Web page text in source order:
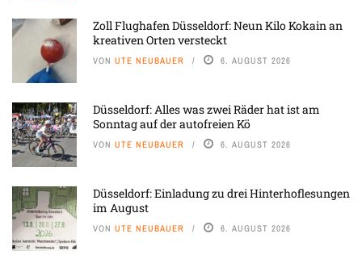
Zoll Flughafen Düsseldorf: Neun Kilo Kokain an
kreativen Orten versteckt
VON UTE NEUBAUER 6. AUGUST 2026
Düsseldorf: Alles was zwei Räder hat ist am
Sonntag auf der autofreien Kö
VON UTE NEUBAUER 6. AUGUST 2026
Düsseldorf: Einladung zu drei Hinterhoflesungen
im August
VON UTE NEUBAUER 6. AUGUST 2026